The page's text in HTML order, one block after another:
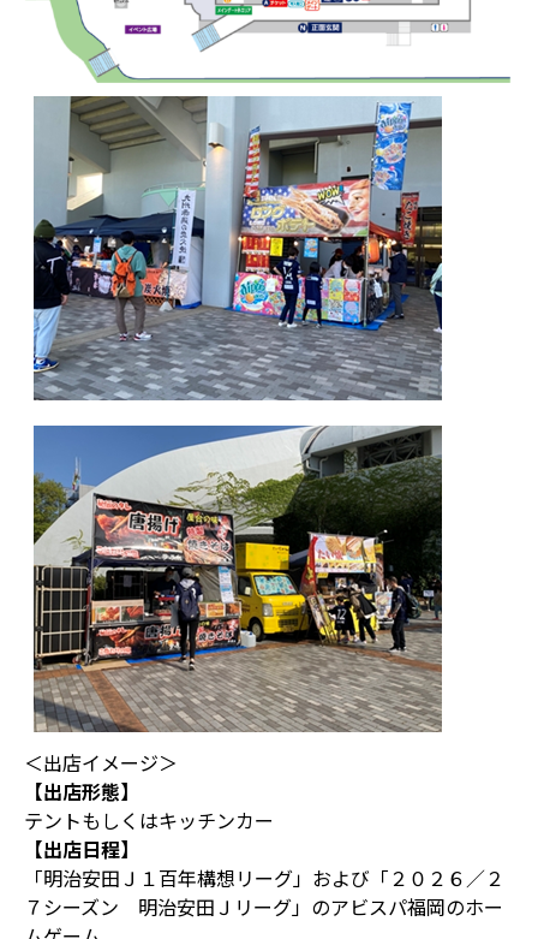
＜出店イメージ＞
【出店形態】
テントもしくはキッチンカー
【出店日程】
「明治安田Ｊ１百年構想リーグ」および「２０２６／２
７シーズン 明治安田Ｊリーグ」のアビスパ福岡のホー